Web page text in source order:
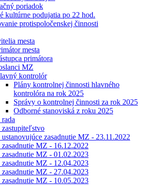
poriadok
kultúrne podujatia po 22 hod.
protispoločenskej činnosti
mesta
mesta
primátora
MZ
kontrolór
Plány kontrolnej činnosti hlavného
kontrolóra na rok 2025
Správy o kontrolnej činnosti za rok 2025
Odborné stanoviská z roku 2025
zastupiteľstvo
ustanovujúce zasadnutie MZ - 23.11.2022
zasadnutie MZ - 16.12.2022
zasadnutie MZ - 01.02.2023
zasadnutie MZ - 12.04.2023
zasadnutie MZ - 27.04.2023
zasadnutie MZ - 10.05.2023